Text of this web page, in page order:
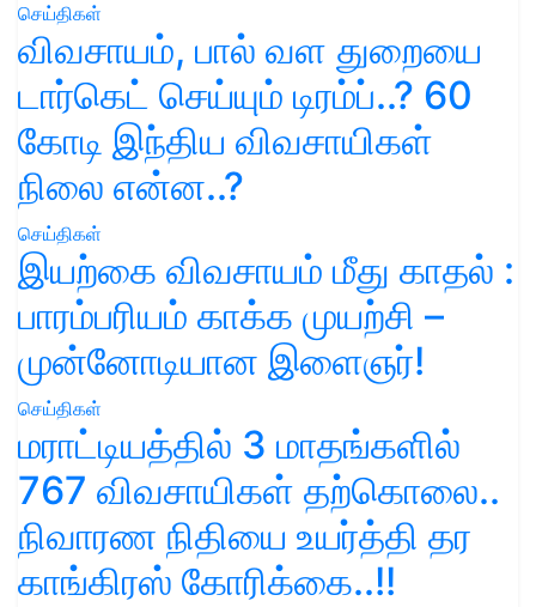
செய்திகள்
விவசாயம், பால் வள துறையை
டார்கெட் செய்யும் டிரம்ப்..? 60
கோடி இந்திய விவசாயிகள்
நிலை என்ன..?
செய்திகள்
இயற்கை விவசாயம் மீது காதல் :
பாரம்பரியம் காக்க முயற்சி –
முன்னோடியான இளைஞர்!
செய்திகள்
மராட்டியத்தில் 3 மாதங்களில்
767 விவசாயிகள் தற்கொலை..
நிவாரண நிதியை உயர்த்தி தர
காங்கிரஸ் கோரிக்கை..!!